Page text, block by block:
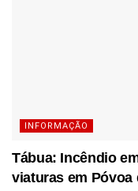
INFORMAÇÃO
Tábua: Incêndio
viaturas em Póvoa